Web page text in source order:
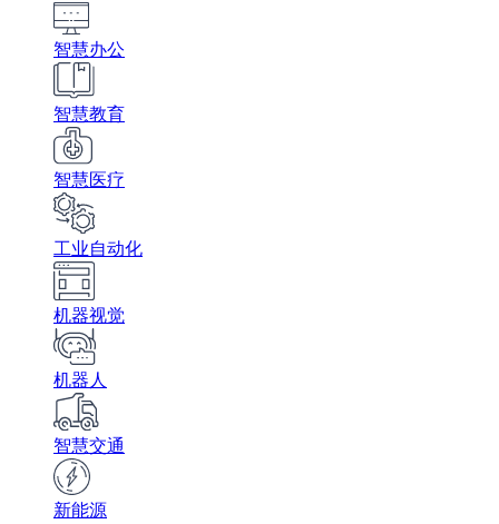
智慧办公
智慧教育
智慧医疗
工业自动化
机器视觉
机器人
智慧交通
新能源